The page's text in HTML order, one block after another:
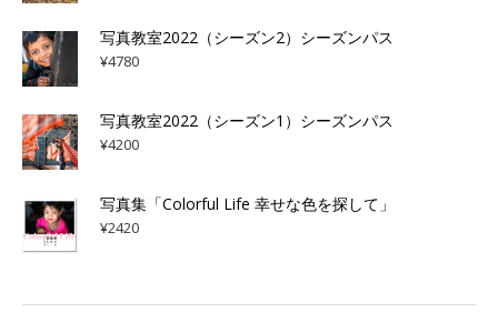
写真教室2022（シーズン2）シーズンパス
¥4780
写真教室2022（シーズン1）シーズンパス
¥4200
写真集「Colorful Life 幸せな色を探して」
¥2420